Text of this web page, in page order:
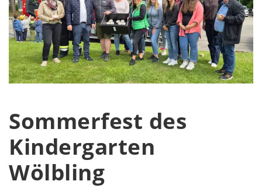
Sommerfest des
Kindergarten
Wölbling